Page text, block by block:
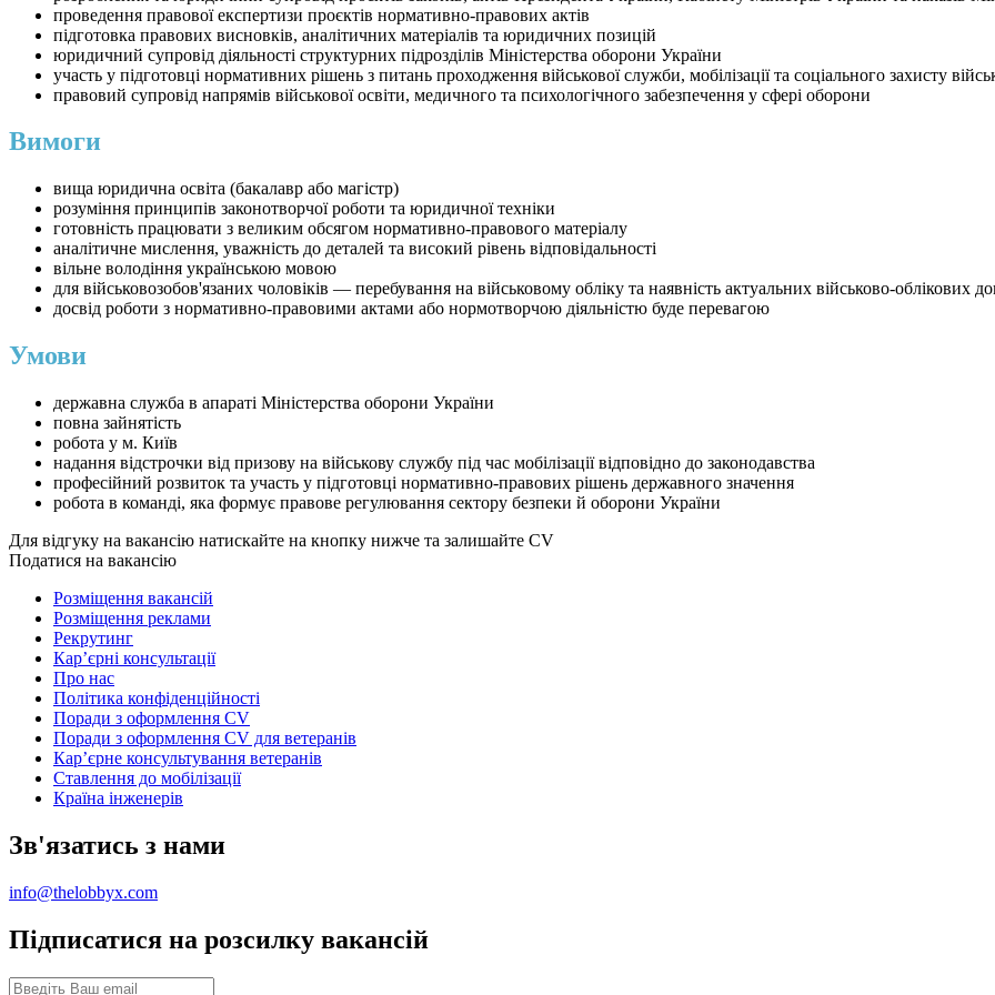
проведення правової експертизи проєктів нормативно-правових актів
підготовка правових висновків, аналітичних матеріалів та юридичних позицій
юридичний супровід діяльності структурних підрозділів Міністерства оборони України
участь у підготовці нормативних рішень з питань проходження військової служби, мобілізації та соціального захисту
правовий супровід напрямів військової освіти, медичного та психологічного забезпечення у сфері оборони
Вимоги
вища юридична освіта (бакалавр або магістр)
розуміння принципів законотворчої роботи та юридичної техніки
готовність працювати з великим обсягом нормативно-правового матеріалу
аналітичне мислення, уважність до деталей та високий рівень відповідальності
вільне володіння українською мовою
для військовозобов'язаних чоловіків — перебування на військовому обліку та наявність актуальних військово-облікових
досвід роботи з нормативно-правовими актами або нормотворчою діяльністю буде перевагою
Умови
державна служба в апараті Міністерства оборони України
повна зайнятість
робота у м. Київ
надання відстрочки від призову на військову службу під час мобілізації відповідно до законодавства
професійний розвиток та участь у підготовці нормативно-правових рішень державного значення
робота в команді, яка формує правове регулювання сектору безпеки й оборони України
Для відгуку на вакансію натискайте на кнопку нижче та залишайте CV
Податися на вакансію
Розміщення вакансій
Розміщення реклами
Рекрутинг
Карʼєрні консультації
Про нас
Політика конфіденційності
Поради з оформлення CV
Поради з оформлення CV для ветеранів
Карʼєрне консультування ветеранів
Ставлення до мобілізації
Країна інженерів
Зв'язатись з нами
info@thelobbyx.com
Підписатися на розсилку вакансій